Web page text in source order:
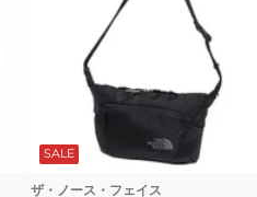
SALE
ザ・ノース・フェイス